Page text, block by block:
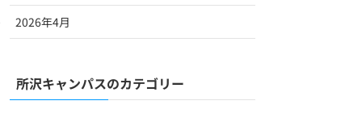
2026年4月
所沢キャンパスのカテゴリー